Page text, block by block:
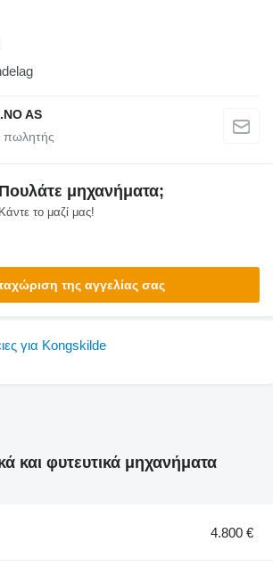
AS
Πουλάτε μηχανήματα;
Κάντε το μαζί μας!
της αγγελίας σας
για Kongskilde
και φυτευτικά μηχανήματα
4.800 €